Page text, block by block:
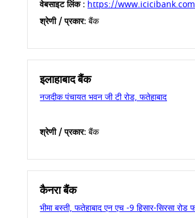
वेबसाइट लिंक : https://
श्रेणी / प्रकार:बैंक
इलाहाबाद बैंक
नजदीक पंचायत भवन जी टी रोड, फतेहाबाद
श्रेणी / प्रकार:बैंक
कैनरा बैंक
भीमा बस्ती, फतेहाबाद एन एच -9 हिसार-सिरसा